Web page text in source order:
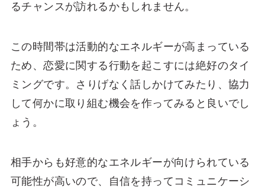
るチャンスが訪れるかもしれません。
この時間帯は活動的なエネルギーが高まっている
ため、恋愛に関する行動を起こすには絶好のタイ
ミングです。さりげなく話しかけてみたり、協力
して何かに取り組む機会を作ってみると良いでし
ょう。
相手からも好意的なエネルギーが向けられている
可能性が高いので、自信を持ってコミュニケーシ